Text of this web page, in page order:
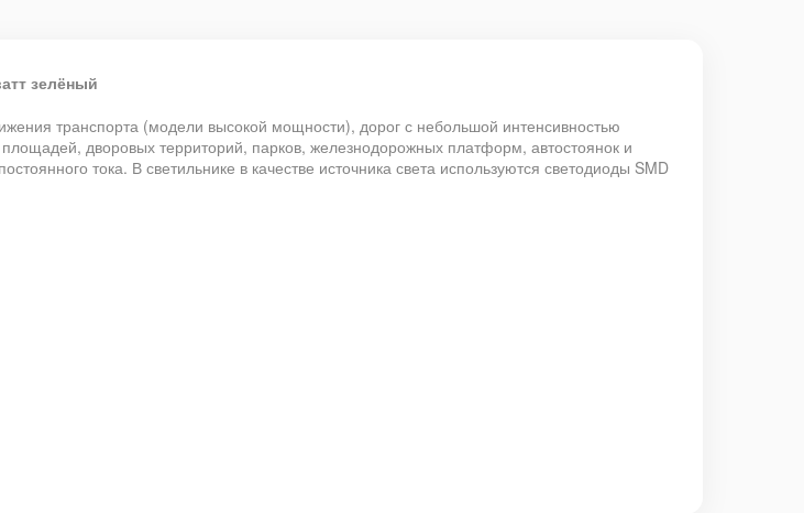
зелёный
транспорта (модели высокой мощности), дорог с небольшой интенсивностью
дворовых территорий, парков, железнодорожных платформ, автостоянок и
тока. В светильнике в качестве источника света используются светодиоды SMD